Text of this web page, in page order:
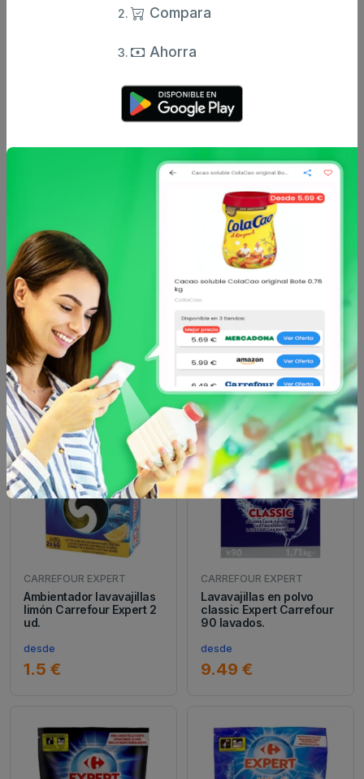
Sin descripción
Otros productos de
CARREFOUR
EXPERT en Limpieza vajilla
CARREFOUR EXPERT
Ambientador lavavajillas
limón Carrefour Expert 2
ud.
desde
1.5 €
CARREFOUR EXPERT
Lavavajillas en polvo
classic Expert Carrefour
90 lavados.
desde
9.49 €
Compara
Ahorra